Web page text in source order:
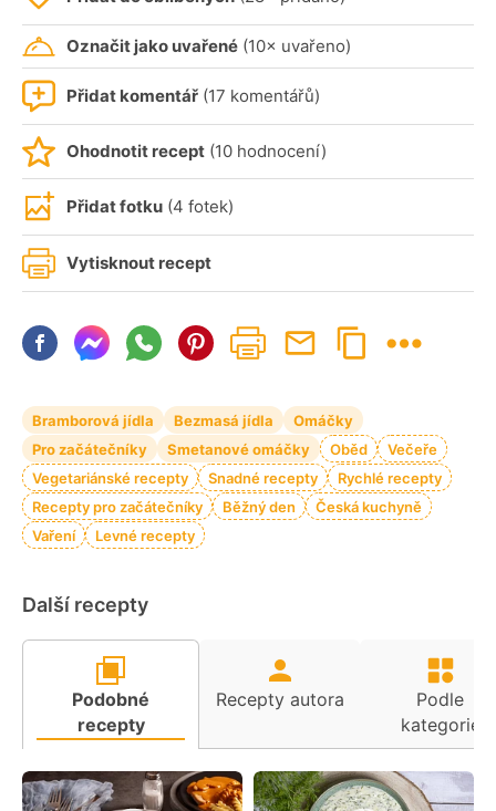
Označit jako uvařené (10× uvařeno)
Přidat komentář (17 komentářů)
Ohodnotit recept (10 hodnocení)
Přidat fotku (4 fotek)
Vytisknout recept
Bramborová jídla Bezmasá jídla
Omáčky
Pro začátečníky
Smetanové omáčky Oběd
Večeře
Vegetariánské recepty
Snadné recepty
Rychlé recepty
Recepty pro začátečníky
Běžný den
Česká kuchyně
Vaření
Levné recepty
Další recepty
Podobné
recepty
Recepty autora
Podle
kategorie